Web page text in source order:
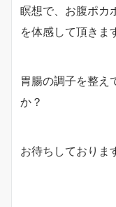
瞑想で、お腹ポカ
を体感して頂きま
胃腸の調子を整え
か？
お待ちしておりま